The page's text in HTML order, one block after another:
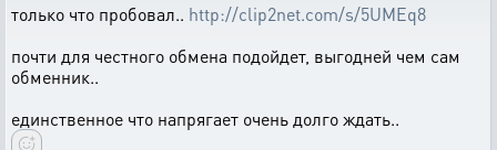
только что пробовал.. http://clip2net.com/s/5UMEq8
почти для честного обмена подойдет, выгодней чем сам
обменник..
единственное что напрягает очень долго ждать..